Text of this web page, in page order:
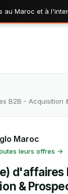
au Maroc et à
B2B - Acquisition
Maroc
leurs offres →
d'affaires
&